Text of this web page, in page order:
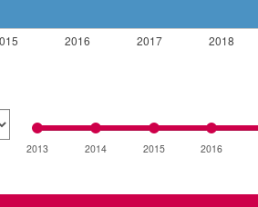
2016 2017 2018
2013 2014 2015 2016